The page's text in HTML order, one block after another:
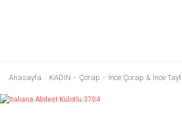
Anasayfa KADIN Çorap İnce Çorap & İnce Tayt